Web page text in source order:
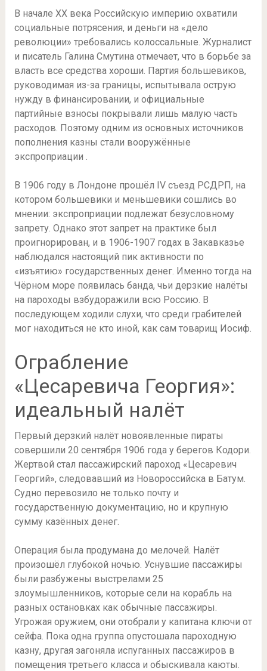
В начале XX века Российскую империю охватили
социальные потрясения, и деньги на «дело
революции» требовались колоссальные. Журналист
и писатель Галина Смутина отмечает, что в борьбе за
власть все средства хороши. Партия большевиков,
руководимая из-за границы, испытывала острую
нужду в финансировании, и официальные
партийные взносы покрывали лишь малую часть
расходов. Поэтому одним из основных источников
пополнения казны стали вооружённые
экспроприации .
В 1906 году в Лондоне прошёл IV съезд РСДРП, на
котором большевики и меньшевики сошлись во
мнении: экспроприации подлежат безусловному
запрету. Однако этот запрет на практике был
проигнорирован, и в 1906-1907 годах в Закавказье
наблюдался настоящий пик активности по
«изъятию» государственных денег. Именно тогда на
Чёрном море появилась банда, чьи дерзкие налёты
на пароходы взбудоражили всю Россию. В
последующем ходили слухи, что среди грабителей
мог находиться не кто иной, как сам товарищ Иосиф.
Ограбление
«Цесаревича Георгия»:
идеальный налёт
Первый дерзкий налёт новоявленные пираты
совершили 20 сентября 1906 года у берегов Кодори.
Жертвой стал пассажирский пароход «Цесаревич
Георгий», следовавший из Новороссийска в Батум.
Судно перевозило не только почту и
государственную документацию, но и крупную
сумму казённых денег.
Операция была продумана до мелочей. Налёт
произошёл глубокой ночью. Уснувшие пассажиры
были разбужены выстрелами 25
злоумышленников, которые сели на корабль на
разных остановках как обычные пассажиры.
Угрожая оружием, они отобрали у капитана ключи от
сейфа. Пока одна группа опустошала пароходную
казну, другая загоняла испуганных пассажиров в
помещения третьего класса и обыскивала каюты.